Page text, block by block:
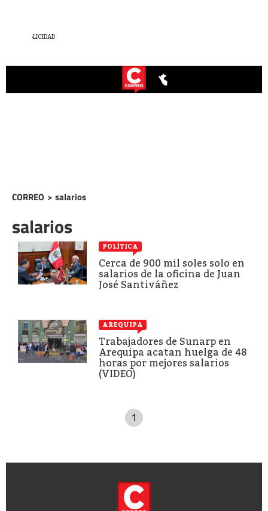
CORREO > salarios
salarios
POLÍTICA
Cerca de 900 mil soles solo en
salarios de la oficina de Juan
José Santiváñez
AREQUIPA
Trabajadores de Sunarp en
Arequipa acatan huelga de 48
horas por mejores salarios
(VIDEO)
1